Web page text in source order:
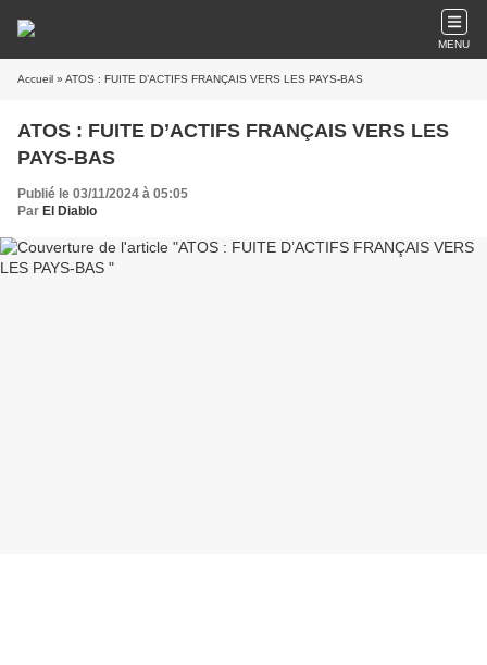
MENU
Accueil » ATOS : FUITE D’ACTIFS FRANÇAIS VERS LES PAYS-BAS
ATOS : FUITE D’ACTIFS FRANÇAIS VERS LES
PAYS-BAS
Publié le 03/11/2024 à 05:05
Par El Diablo